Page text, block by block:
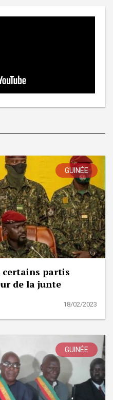
GUINÉE
certains partis
de la junte
18/02/2023
GUINÉE